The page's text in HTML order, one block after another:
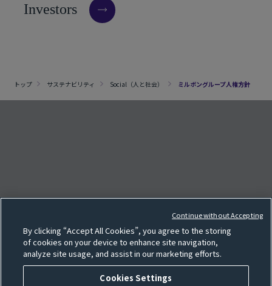
Investors
トップ サステナビリティ Social（人と社会） ミルボングループ人権方針
クッキー設定
サイトマップ
By clicking “Accept All Cookies”, you agree to the storing
of cookies on your device to enhance site navigation,
analyze site usage, and assist in our marketing efforts.
Cookies Settings
Continue without Accepting